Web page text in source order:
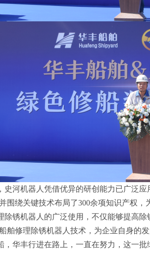
史河机器人凭借优异的研创能力已广泛
围绕关键技术布局了300余项知识产权
除锈机器人的广泛使用，不仅能够提高
舶修理除锈机器人技术，为企业自身的发
，华丰行进在路上，一直在努力，这一批